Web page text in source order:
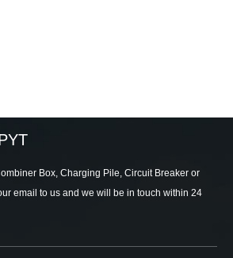
Box, Charging Pile, Circuit Breaker or
email to us and we will be in touch within 24